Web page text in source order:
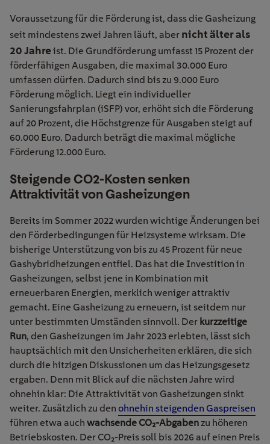
Voraussetzung für die Förderung ist, dass die Gasheizung
seit mindestens zwei Jahren läuft, aber nicht älter als
20 Jahreist. Die Grundförderung umfasst 15 Prozent der
förderfähigen Ausgaben, die maximal 30.000 Euro
umfassen dürfen. Dadurch sind bis zu 9.000 Euro
Förderung möglich. Liegt ein individueller
Sanierungsfahrplan (iSFP) vor, erhöht sich die Förderung
auf 20 Prozent, die Höchstgrenze für Ausgaben steigt auf
60.000 Euro. Dadurch beträgt die maximal mögliche
Förderung 12.000 Euro.
Steigende CO2-Kosten senken
Attraktivität von Gasheizungen
Bereits im Sommer 2022 wurden wichtige Änderungen bei
den Förderbedingungen für Heizsysteme wirksam. Die
bisherige Unterstützung von bis zu 45 Prozent für neue
Gashybridheizungen entfiel. Das hat die Investition in
Gasheizungen, selbst jene in Kombination mit
erneuerbaren Energien, merklich weniger attraktiv
gemacht. Eine Gasheizung zu erneuern, ist seitdem nur
unter bestimmten Umständen sinnvoll. Der kurzzeitige
Run, den Gasheizungen im Jahr 2023 erlebten, lässt sich
hauptsächlich mit den Unsicherheiten erklären, die sich
durch die hitzigen Diskussionen um das Heizungsgesetz
ergaben. Denn mit Blick auf die nächsten Jahre wird
ohnehin klar: Die Attraktivität von Gasheizungen sinkt
weiter. Zusätzlich zu den ohnehin steigenden Gaspreisen
führen etwa auch wachsende CO₂-Abgabenzu höheren
Betriebskosten. Der CO₂-Preis soll bis 2026 auf einen Preis